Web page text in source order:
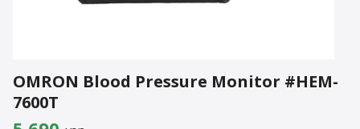
OMRON Blood Pressure Monitor #HEM-
7600T